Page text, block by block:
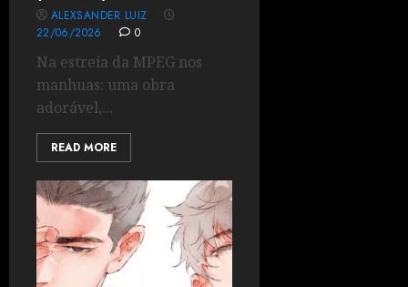
ALEXSANDER LUIZ
22/06/2026
0
Na estreia da MPEG nos
manhuas: uma obra
adorável,...
READ MORE